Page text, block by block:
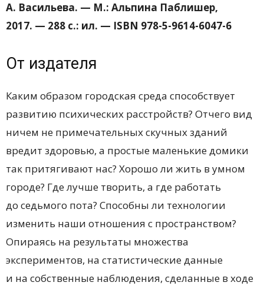
А. Васильева. — М.: Альпина Паблишер,
2017. — 288 с.: ил. — ISBN 978-5-9614-6047-6
От издателя
Каким образом городская среда способствует
развитию психических расстройств? Отчего вид
ничем не примечательных скучных зданий
вредит здоровью, а простые маленькие домики
так притягивают нас? Хорошо ли жить в умном
городе? Где лучше творить, а где работать
до седьмого пота? Способны ли технологии
изменить наши отношения с пространством?
Опираясь на результаты множества
экспериментов, на статистические данные
и на собственные наблюдения, сделанные в ходе